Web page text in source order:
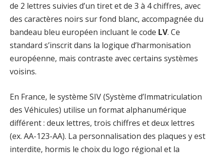
de 2 lettres suivies d’un tiret et de 3 à 4 chiffres, avec
des caractères noirs sur fond blanc, accompagnée du
bandeau bleu européen incluant le code LV. Ce
standard s’inscrit dans la logique d’harmonisation
européenne, mais contraste avec certains systèmes
voisins.
En France, le système SIV (Système d’Immatriculation
des Véhicules) utilise un format alphanumérique
différent : deux lettres, trois chiffres et deux lettres
(ex. AA-123-AA). La personnalisation des plaques y est
interdite, hormis le choix du logo régional et la